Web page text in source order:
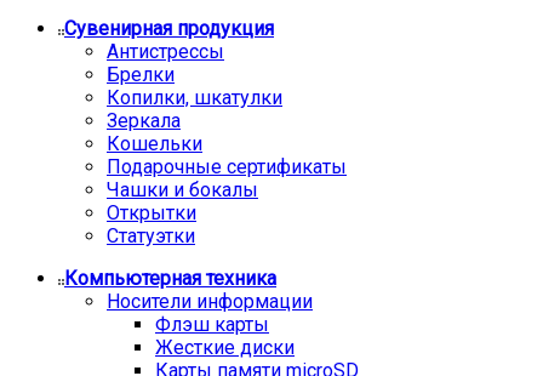
Сувенирная продукция
Антистрессы
Брелки
Копилки, шкатулки
Зеркала
Кошельки
Подарочные сертификаты
Чашки и бокалы
Открытки
Статуэтки
Компьютерная техника
Носители информации
Флэш карты
Жесткие диски
Карты памяти microSD